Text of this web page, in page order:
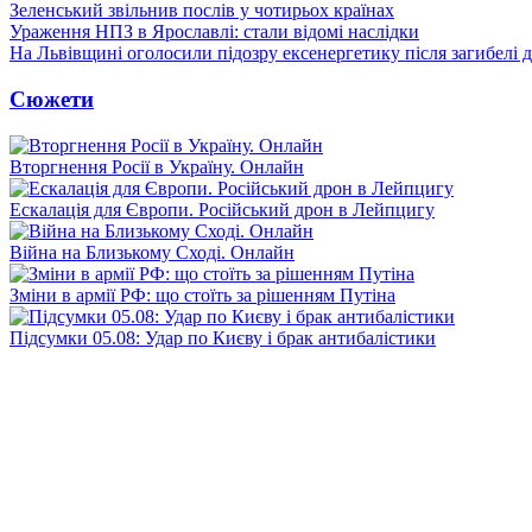
Зеленський звільнив послів у чотирьох країнах
Ураження НПЗ в Ярославлі: стали відомі наслідки
На Львівщині оголосили підозру ексенергетику після загибелі
Сюжети
Вторгнення Росії в Україну. Онлайн
Ескалація для Європи. Російський дрон в Лейпцигу
Війна на Близькому Сході. Онлайн
Зміни в армії РФ: що стоїть за рішенням Путіна
Підсумки 05.08: Удар по Києву і брак антибалістики